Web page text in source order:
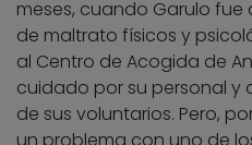
meses, cuando Garulo
de maltrato físicos y
al Centro de Acogida de
cuidado por su personal
de sus voluntarios. Pero,